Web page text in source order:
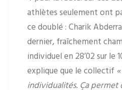
athlètes seulement ont
ce doublé : Charik
dernier, fraîchement
individuel en 28’02 sur le
explique que le collectif
individualités. Ça permet